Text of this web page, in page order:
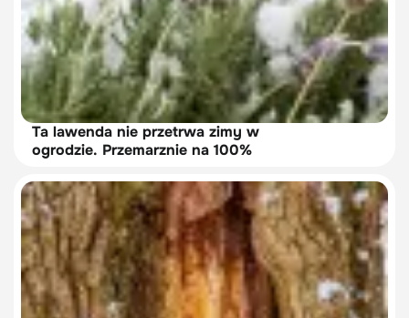
Ta lawenda nie przetrwa zimy w
ogrodzie. Przemarznie na 100%